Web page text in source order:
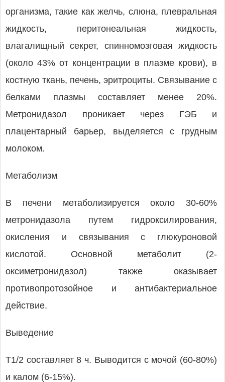
организма, такие как желчь, слюна, плевральная
жидкость, перитонеальная жидкость,
влагалищный секрет, спинномозговая жидкость
(около 43% от концентрации в плазме крови), в
костную ткань, печень, эритроциты. Связывание с
белками плазмы составляет менее 20%.
Метронидазол проникает через ГЭБ и
плацентарный барьер, выделяется с грудным
молоком.
Метаболизм
В печени метаболизируется около 30-60%
метронидазола путем гидроксилирования,
окисления и связывания с глюкуроновой
кислотой. Основной метаболит (2-
оксиметронидазол) также оказывает
противопротозойное и антибактериальное
действие.
Выведение
T1/2 составляет 8 ч. Выводится с мочой (60-80%)
и калом (6-15%).